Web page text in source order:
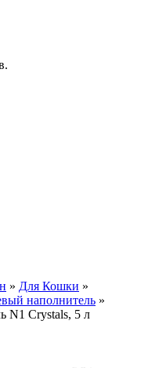
» Для Кошки »
наполнитель »
N1 Crystals, 5 л